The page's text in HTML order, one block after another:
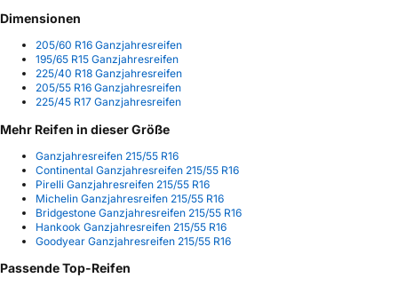
Dimensionen
205/60 R16 Ganzjahresreifen
195/65 R15 Ganzjahresreifen
225/40 R18 Ganzjahresreifen
205/55 R16 Ganzjahresreifen
225/45 R17 Ganzjahresreifen
Mehr Reifen in dieser Größe
Ganzjahresreifen 215/55 R16
Continental Ganzjahresreifen 215/55 R16
Pirelli Ganzjahresreifen 215/55 R16
Michelin Ganzjahresreifen 215/55 R16
Bridgestone Ganzjahresreifen 215/55 R16
Hankook Ganzjahresreifen 215/55 R16
Goodyear Ganzjahresreifen 215/55 R16
Passende Top-Reifen